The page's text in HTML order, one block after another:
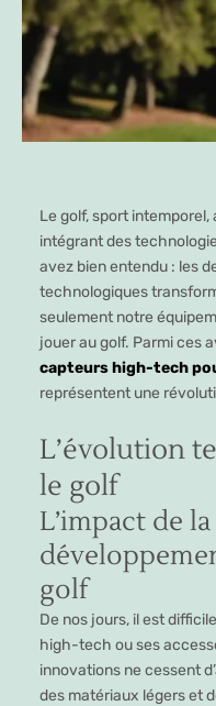
Le golf, sport intemporel,
intégrant des
avez bien entendu : les
technologiques
seulement notre
jouer au golf. Parmi ces
capteurs high-tech
représentent une
L’évolution
le golf
L’impact de
golf
De nos jours, il est
high-tech ou ses
innovations ne cessent
des matériaux légers et